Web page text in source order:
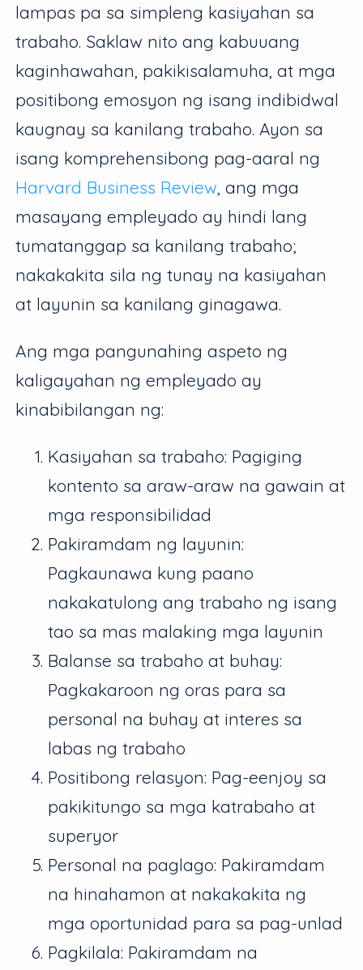
lampas pa sa simpleng kasiyahan sa
trabaho. Saklaw nito ang kabuuang
kaginhawahan, pakikisalamuha, at mga
positibong emosyon ng isang indibidwal
kaugnay sa kanilang trabaho. Ayon sa
isang komprehensibong pag-aaral ng
Harvard Business Review , ang mga
masayang empleyado ay hindi lang
tumatanggap sa kanilang trabaho;
nakakakita sila ng tunay na kasiyahan
at layunin sa kanilang ginagawa.
Ang mga pangunahing aspeto ng
kaligayahan ng empleyado ay
kinabibilangan ng:
Kasiyahan sa trabaho: Pagiging
kontento sa araw-araw na gawain at
mga responsibilidad
Pakiramdam ng layunin:
Pagkaunawa kung paano
nakakatulong ang trabaho ng isang
tao sa mas malaking mga layunin
Balanse sa trabaho at buhay:
Pagkakaroon ng oras para sa
personal na buhay at interes sa
labas ng trabaho
Positibong relasyon: Pag-eenjoy sa
pakikitungo sa mga katrabaho at
superyor
Personal na paglago: Pakiramdam
na hinahamon at nakakakita ng
mga oportunidad para sa pag-unlad
Pagkilala: Pakiramdam na